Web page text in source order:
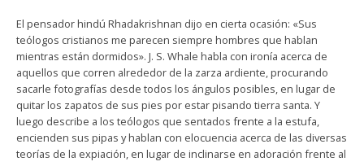
El pensador hindú Rhadakrishnan dijo en cierta ocasión: «Sus
teólogos cristianos me parecen siempre hombres que hablan
mientras están dormidos». J. S. Whale habla con ironía acerca de
aquellos que corren alrededor de la zarza ardiente, procurando
sacarle fotografías desde todos los ángulos posibles, en lugar de
quitar los zapatos de sus pies por estar pisando tierra santa. Y
luego describe a los teólogos que sentados frente a la estufa,
encienden sus pipas y hablan con elocuencia acerca de las diversas
teorías de la expiación, en lugar de inclinarse en adoración frente al